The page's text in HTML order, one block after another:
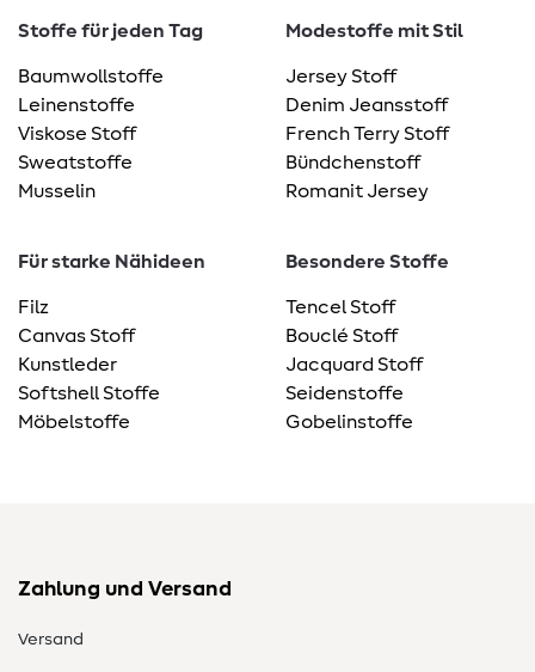
Stoffe für jeden Tag
Baumwollstoffe
Leinenstoffe
Viskose Stoff
Sweatstoffe
Musselin
Modestoffe mit Stil
Jersey Stoff
Denim Jeansstoff
French Terry Stoff
Bündchenstoff
Romanit Jersey
Für starke Nähideen
Filz
Canvas Stoff
Kunstleder
Softshell Stoffe
Möbelstoffe
Besondere Stoffe
Tencel Stoff
Bouclé Stoff
Jacquard Stoff
Seidenstoffe
Gobelinstoffe
Zahlung und Versand
Versand